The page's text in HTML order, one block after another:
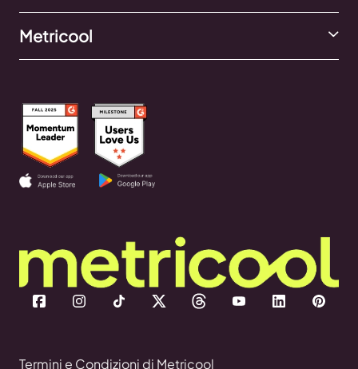
Metricool
Termini e Condizioni di Metricool